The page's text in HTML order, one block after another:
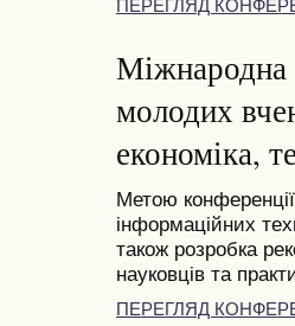
ПЕРЕГЛЯД
Міжнародна
молодих
економіка,
Метою
інформаційних
також розробка
науковців та
ПЕРЕГЛЯД